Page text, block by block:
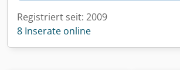
Registriert seit: 2009
8 Inserate online